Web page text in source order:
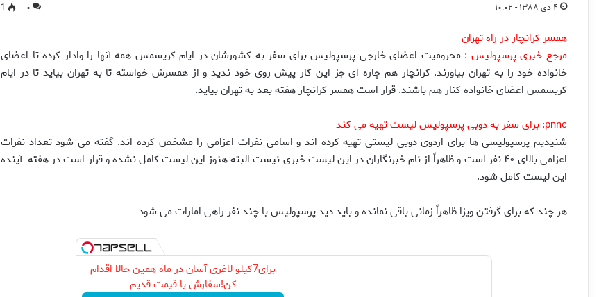
۴ دی ۱۳۸۸ - ۱۰:۰۲ ۰ 1
همسر كرانچار در راه تهران
مرجع خبری پرسپولیس :محروميت اعضاى خارجى پرسپوليس براى سفر به كشورشان در ايام كريسمس همه آنها را وادار كرده تا اعضاى
خانواده خود را به تهران بياورند. كرانچار هم چاره اى جز اين كار پيش روى خود نديد و از همسرش خواسته تا به تهران بيايد تا در ايام
كريسمس اعضاى خانواده كنار هم باشند. قرار است همسر كرانچار هفته بعد به تهران بيايد.
pnnc: براى سفر به دوبى پرسپوليس ليست تهيه مى كند
شنيديم پرسپوليسى ها براى اردوى دوبى ليستى تهيه كرده اند و اسامى نفرات اعزامى را مشخص كرده اند. گفته مى شود تعداد نفرات
اعزامى بالاى ۴۰ نفر است و ظاهراً از نام خبرنگاران در اين ليست خبرى نيست البته هنوز اين ليست كامل نشده و قرار است در هفته آينده
اين ليست كامل شود.
هر چند كه براى گرفتن ويزا ظاهراً زمانى باقى نمانده و بايد ديد پرسپوليس با چند نفر راهى امارات مى شود
برای7کیلو لاغری آسان در ماه همین حالا اقدام
کن!سفارش با قیمت قدیم